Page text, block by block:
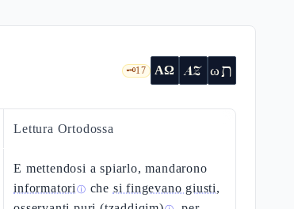
🗝️17 ΑΩ AZ ωת
Lettura Ortodossa
E mettendosi a spiarlo, mandarono
informatori ⓘ che si fingevano giusti,